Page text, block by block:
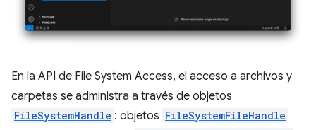
En la API de File System Access, el acceso a archivos y
carpetas se administra a través de objetos
FileSystemHandle : objetos FileSystemFileHandle